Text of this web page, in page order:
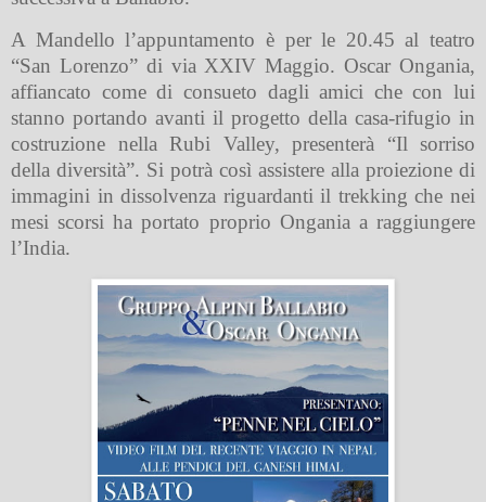
A Mandello l’appuntamento è per le 20.45 al teatro
“San Lorenzo” di via XXIV Maggio. Oscar Ongania,
affiancato come di consueto dagli amici che con lui
stanno portando avanti il progetto della casa-rifugio in
costruzione nella Rubi Valley, presenterà “Il sorriso
della diversità”. Si potrà così assistere alla proiezione di
immagini in dissolvenza riguardanti il trekking che nei
mesi scorsi ha portato proprio Ongania a raggiungere
l’India.